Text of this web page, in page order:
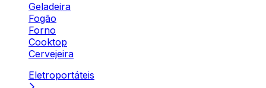
Geladeira
Fogão
Forno
Cooktop
Cervejeira
Eletroportáteis